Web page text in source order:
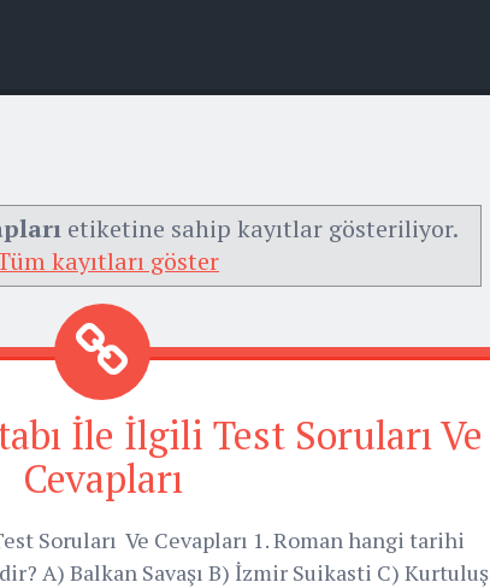
etiketine sahip kayıtlar gösteriliyor.
kayıtları göster
İle İlgili Test Soruları Ve
Cevapları
Soruları Ve Cevapları 1. Roman hangi tarihi
A) Balkan Savaşı B) İzmir Suikasti C) Kurtuluş